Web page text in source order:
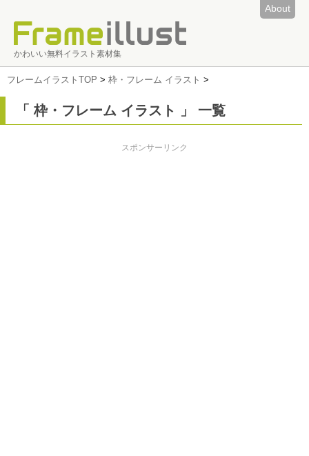
About
かわいい無料イラスト素材集
フレームイラストTOP > 枠・フレーム イラスト >
「 枠・フレーム イラスト 」 一覧
スポンサーリンク